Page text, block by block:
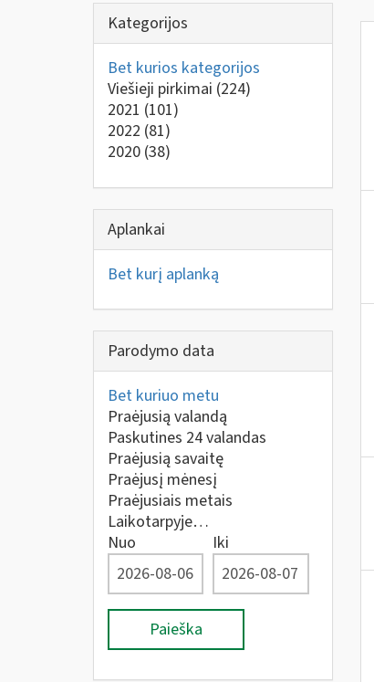
Kategorijos
Bet kurios kategorijos
Viešieji pirkimai (224)
2021 (101)
2022 (81)
2020 (38)
Aplankai
Bet kurį aplanką
Parodymo data
Bet kuriuo metu
Praėjusią valandą
Paskutines 24 valandas
Praėjusią savaitę
Praėjusį mėnesį
Praėjusiais metais
Laikotarpyje…
Nuo
Iki
Paieška